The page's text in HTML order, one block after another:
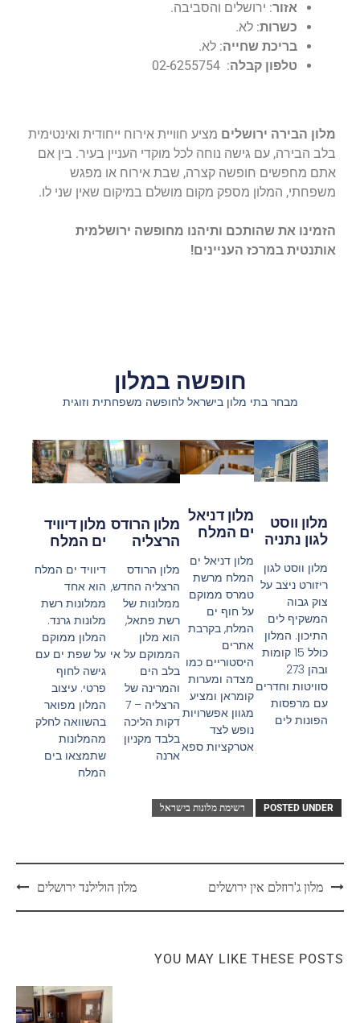
אזור: ירושלים והסביבה.
כשרות: לא.
בריכת שחייה: לא.
טלפון קבלה: 02-6255754
מלון הבירה ירושלים מציע חוויית אירוח ייחודית ואינטימית
בלב הבירה, עם גישה נוחה לכל מוקדי העניין בעיר. בין אם
אתם מחפשים חופשה קצרה, שבת אירוח או מפגש
משפחתי, המלון מספק מקום מושלם במיקום שאין שני לו.
הזמינו את שהותכם ותיהנו מחופשה ירושלמית
אותנטית במרכז העניינים!
חופשה במלון
מבחר בתי מלון בישראל לחופשה משפחתית וזוגית
מלון ווסט
לגון נתניה
מלון ווסט לגון
ריזורט ניצב על
צוק גבוה
המשקיף לים
התיכון. המלון
כולל 15 קומות
ובהן 273
סוויטות וחדרים
עם מרפסות
הפונות לים
מלון דניאל
ים המלח
​מלון דניאל ים
המלח מרשת
טמרס ממוקם
על חוף ים
המלח, בקרבת
אתרים
היסטוריים כמו
מצדה ומערות
קומראן ומציע
מגוון אפשרויות
נופש לצד
אטרקציות ספא
מלון הרודס
הרצליה
מלון הרודס
הרצליה החדש,
ממלונות של
רשת פתאל,
הוא מלון
הממוקם על אי
בלב הים
והמרינה של
הרצליה – 7
דקות הליכה
בלבד מקניון
ארנה
מלון דיוויד
ים המלח
דיוויד ים המלח
הוא אחד
ממלונות רשת
מלונות גרנד.
המלון ממוקם
על שפת ים עם
גישה לחוף
פרטי. עיצוב
המלון מפואר
בהשוואה לחלק
מהמלונות
שתמצאו בים
המלח
POSTED UNDER רשימת מלונות בישראל
מלון ג'רוזלם אין ירושלים מלון הולילנד ירושלים
YOU MAY LIKE THESE POSTS